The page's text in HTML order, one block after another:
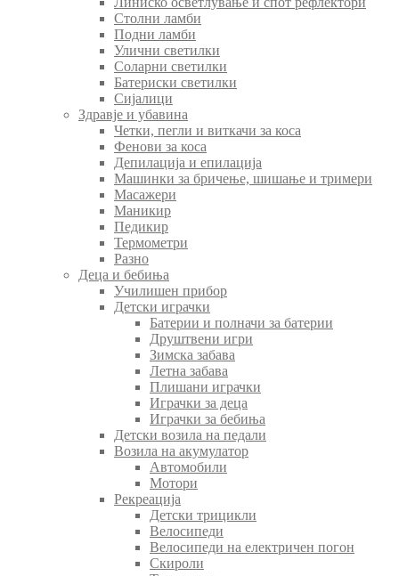
Столни ламби
Подни ламби
Улични светилки
Соларни светилки
Батериски светилки
Сијалици
Здравје и убавина
Четки, пегли и виткачи за коса
Фенови за коса
Депилација и епилација
Машинки за бричење, шишање и тримери
Масажери
Маникир
Педикир
Термометри
Разно
Деца и бебиња
Училишен прибор
Детски играчки
Батерии и полначи за батерии
Друштвени игри
Зимска забава
Летна забава
Плишани играчки
Играчки за деца
Играчки за бебиња
Детски возила на педали
Возила на акумулатор
Автомобили
Мотори
Рекреација
Детски трицикли
Велосипеди
Велосипеди на електричен погон
Скироли